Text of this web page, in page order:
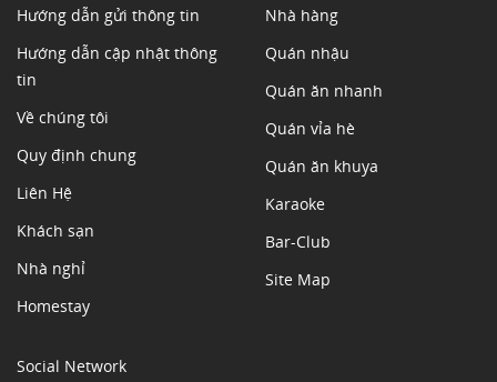
Hướng dẫn gửi thông tin
Hướng dẫn cập nhật thông
tin
Về chúng tôi
Quy định chung
Liên Hệ
Khách sạn
Nhà nghỉ
Homestay
Nhà hàng
Quán nhậu
Quán ăn nhanh
Quán vỉa hè
Quán ăn khuya
Karaoke
Bar-Club
Site Map
Social Network